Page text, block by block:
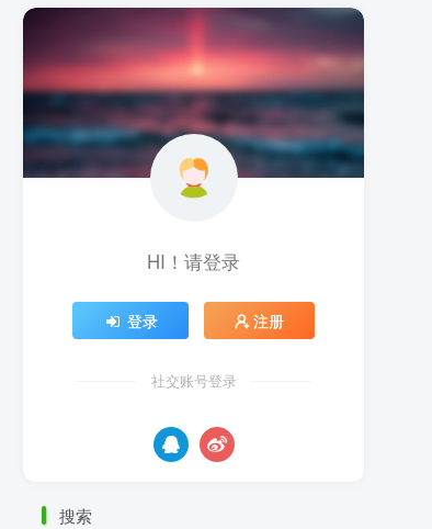
流群，比如娃圈跺网，这样可以更快地
获取信息，也能和其他玩家交流心得，
对于新手来说非常有帮助。
找妆师补妆或者重新定制。
关节松了可以调弹力绳，关节不顺滑的
话用砂纸轻磨，再涂点硅油。平时多给
娃换衣服、换假发，拍照时还能摆出各
种姿势。有时间的话，可以自己动手做
小场景，超有成就感！
最重要的是，养娃是为了开心，不用比
价格和数量，找到自己喜欢的风格，享
受和娃互动的过程就好啦！
HI！请登录
登录 注册
社交账号登录
搜索